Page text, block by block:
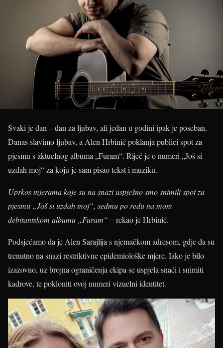
Svaki je dan – dan za ljubav, ali jedan u godini ipak je poseban.
Danas slavimo ljubav, a Alen Hrbinić poklanja publici spot za
pjesmu s aktuelnog albuma „Furam“. Riječ je o numeri „Još si
uzdah moj“ za koju je sam pisao tekst i muziku.
Uprkos mjerama koje su na snazi uspješno smo snimili spot za
pjesmu „Još si uzdah moj“, sedmu po redu na mom
debitantskom albumu „Furam“ – rekao je Hrbinić.
Podsjećamo da je Alen Sarajlija s njemačkom adresom, gdje da su
trenutno na snazi restriktivne epidemiološke mjere. Iako je bilo
izazovno, uz brojna ograničenja ekipa se uspjela snaći i snimiti
kadrove, te pokloniti ovoj numeri vizuelni identitet.